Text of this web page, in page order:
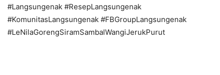
#Langsungenak #ResepLangsungenak
#KomunitasLangsungenak #FBGroupLangsungenak
#LeNilaGorengSiramSambalWangiJerukPurut